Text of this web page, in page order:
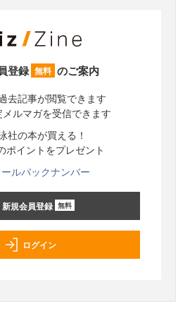
登録 無料 のご案内
去記事が閲覧できます
メルマガを受信できます
社の本が買える！
ポイントをプレゼント
ールバックナンバー
新規会員登録 無料
ログイン